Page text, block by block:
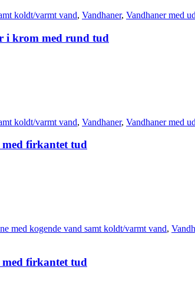
koldt/varmt vand, Vandhaner, Vandhaner med
i krom med rund tud
koldt/varmt vand, Vandhaner, Vandhaner med
firkantet tud
med kogende vand samt koldt/varmt vand,
firkantet tud